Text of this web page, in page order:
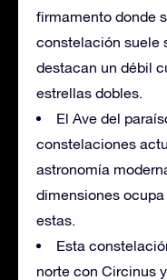
firmamento donde
constelación suele
destacan un débil
estrellas dobles.
El Ave del
constelaciones
astronomía
dimensiones
estas.
Esta
norte con Circinus